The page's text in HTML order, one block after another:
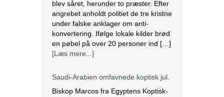
Saudi-Arabien omfavnede koptisk jul.
Biskop Marcos fra Egyptens Koptisk-
ortodokse kirke besøgte Saudi
Arabien, hvor han fejrede den østlige
juleliturgi sammen med 3.000
julefejring anerkendt af den islamiske
nation, der er hjemsted for